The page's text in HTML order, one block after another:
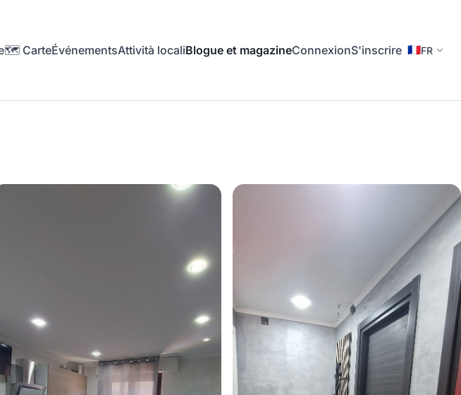
🗺️ CarteÉvénementsAttività localiBlogue et magazineConnexionS'inscrire 🇫🇷FR